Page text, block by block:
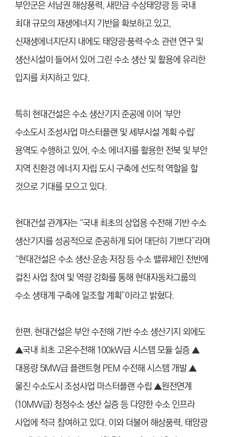
부안군은 서남권 해상풍력, 새만금 수상태양광 등 국내
최대 규모의 재생에너지 기반을 확보하고 있고,
신재생에너지단지 내에도 태양광·풍력·수소 관련 연구 및
생산시설이 들어서 있어 그린 수소 생산 및 활용에 유리한
입지를 차지하고 있다.
특히 현대건설은 수소 생산기지 준공에 이어 ‘부안
수소도시 조성사업 마스터플랜 및 세부시설 계획 수립’
용역도 수행하고 있어, 수소 에너지를 활용한 전북 및 부안
지역 친환경 에너지 자립 도시 구축에 선도적 역할을 할
것으로 기대를 모으고 있다.
현대건설 관계자는 “국내 최초의 상업용 수전해 기반 수소
생산기지를 성공적으로 준공하게 되어 대단히 기쁘다”라며
“현대건설은 수소 생산·운송·저장 등 수소 밸류체인 전반에
걸친 사업 참여 및 역량 강화를 통해 현대자동차그룹의
수소 생태계 구축에 일조할 계획”이라고 밝혔다.
한편, 현대건설은 부안 수전해 기반 수소 생산기지 외에도
▲국내 최초 고온수전해 100kW급 시스템 모듈 실증 ▲
대용량 5MW급 플랜트형 PEM 수전해 시스템 개발 ▲
울진 수소도시 조성사업 마스터플랜 수립 ▲원전연계
(10MW급) 청정수소 생산 실증 등 다양한 수소 인프라
사업에 적극 참여하고 있다. 이와 더불어 해상풍력, 태양광